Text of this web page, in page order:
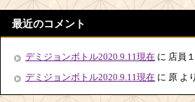
最近のコメント
デミジョンボトル2020.9.11現在 に 店員１
デミジョンボトル2020.9.11現在 に 原 より